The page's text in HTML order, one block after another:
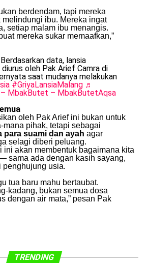
berdendam, tapi mereka
melindungi ibu. Mereka ingat
setiap malam ibu menangis.
mereka sukar memaafkan,”
Berdasarkan data, lansia
oleh Pak Arief Camra di
saat mudanya melakukan
#GriyaLansiaMalang ♬
– MbakButet – MbakButetAqsa
oleh Pak Arief ini bukan untuk
mana pihak, tetapi sebagai
para suami dan ayah agar
selagi diberi peluang.
ini akan membentuk bagaimana kita
sama ada dengan kasih sayang,
penghujung usia.
tua baru mahu bertaubat.
kadang, bukan semua dosa
dengan air mata,” pesan Pak
TRENDING